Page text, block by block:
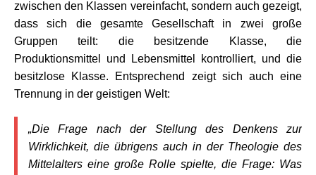
zwischen den Klassen vereinfacht, sondern auch gezeigt,
dass sich die gesamte Gesellschaft in zwei große
Gruppen teilt: die besitzende Klasse, die
Produktionsmittel und Lebensmittel kontrolliert, und die
besitzlose Klasse. Entsprechend zeigt sich auch eine
Trennung in der geistigen Welt:
„Die Frage nach der Stellung des Denkens zur
Wirklichkeit, die übrigens auch in der Theologie des
Mittelalters eine große Rolle spielte, die Frage: Was